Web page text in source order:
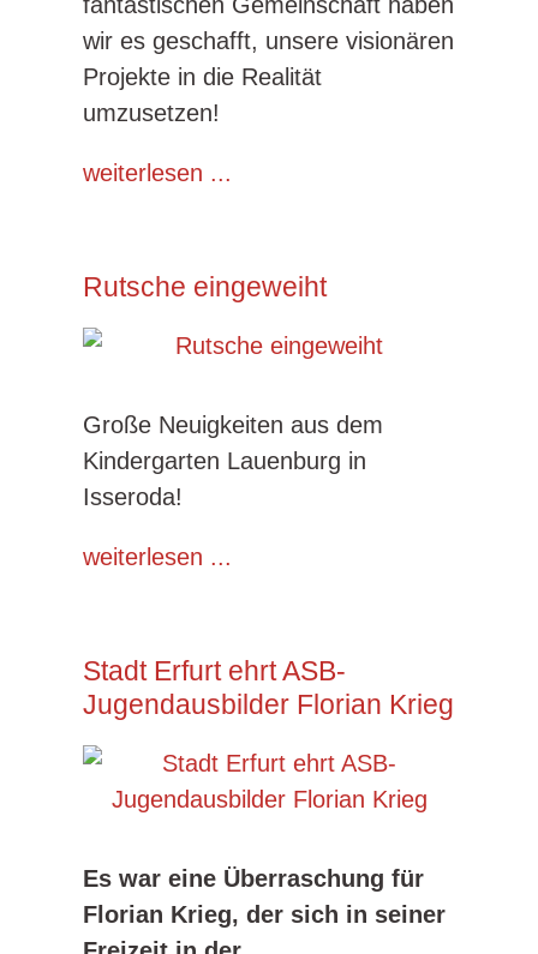
wir es geschafft, unsere visionären
Projekte in die Realität
umzusetzen!
weiterlesen ...
Rutsche eingeweiht
Große Neuigkeiten aus dem
Kindergarten Lauenburg in
Isseroda!
weiterlesen ...
Stadt Erfurt ehrt ASB-
Jugendausbilder Florian Krieg
Es war eine Überraschung für
Florian Krieg, der sich in seiner